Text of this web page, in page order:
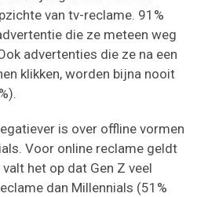
van tv-reclame. 91%
die ze meteen weg
advertenties die ze na een
klikken, worden bijna nooit
is over offline vormen
Voor online reclame geldt
het op dat Gen Z veel
dan Millennials (51%